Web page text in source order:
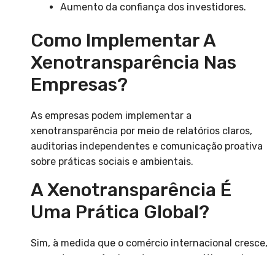
Aumento da confiança dos investidores.
Como Implementar A
Xenotransparência Nas
Empresas?
As empresas podem implementar a
xenotransparência por meio de relatórios claros,
auditorias independentes e comunicação proativa
sobre práticas sociais e ambientais.
A Xenotransparência É
Uma Prática Global?
Sim, à medida que o comércio internacional cresce,